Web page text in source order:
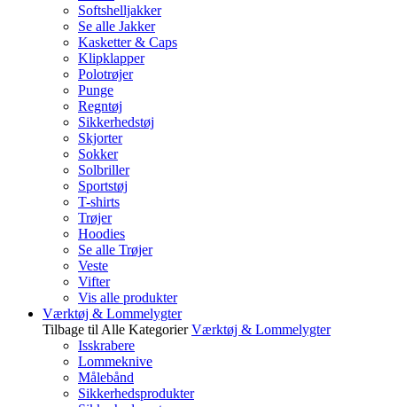
Softshelljakker
Se alle Jakker
Kasketter & Caps
Klipklapper
Polotrøjer
Punge
Regntøj
Sikkerhedstøj
Skjorter
Sokker
Solbriller
Sportstøj
T-shirts
Trøjer
Hoodies
Se alle Trøjer
Veste
Vifter
Vis alle produkter
Værktøj & Lommelygter
Tilbage til Alle Kategorier Værktøj & Lommelygter
Isskrabere
Lommeknive
Målebånd
Sikkerhedsprodukter